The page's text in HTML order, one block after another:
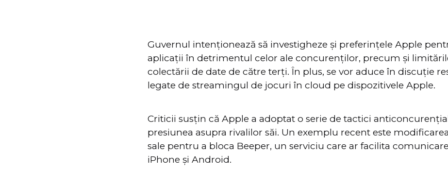
Guvernul intenționează să investigheze și preferințele Apple
aplicații în detrimentul celor ale concurenților, precum și
colectării de date de către terți. În plus, se vor aduce în discuție
legate de streamingul de jocuri în cloud pe dispozitivele Apple.
Criticii susțin că Apple a adoptat o serie de tactici
presiunea asupra rivalilor săi. Un exemplu recent este
sale pentru a bloca Beeper, un serviciu care ar facilita
iPhone și Android.